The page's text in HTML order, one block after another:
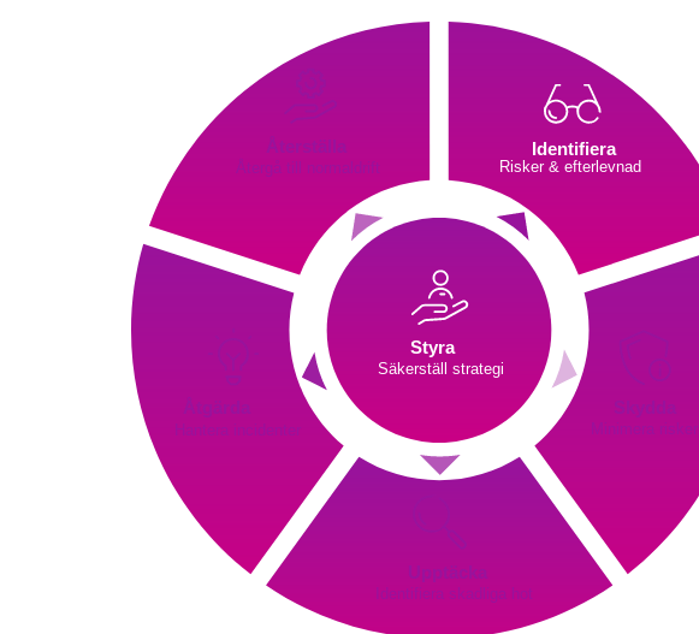
Identifiera
Risker & efterlevnad
Skydda
Minimera risker
Upptäcka
Identifiera skadliga hot
Åtgärda
Hantera incidenter
Återställa
Återgå till normaldrift
Styra
Säkerställ strategi